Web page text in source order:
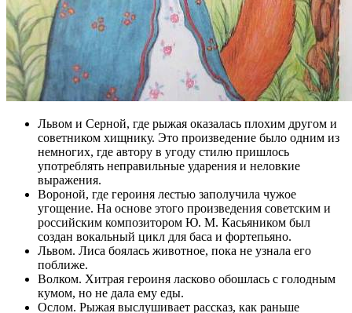
Львом и Серной, где рыжая оказалась плохим другом и
советником хищнику. Это произведение было одним из
немногих, где автору в угоду стилю пришлось
употреблять неправильные ударения и неловкие
выражения.
Вороной, где героиня лестью заполучила чужое
угощение. На основе этого произведения советским и
российским композитором Ю. М. Касьяником был
создан вокальный цикл для баса и фортепьяно.
Львом. Лиса боялась животное, пока не узнала его
поближе.
Волком. Хитрая героиня ласково обошлась с голодным
кумом, но не дала ему еды.
Ослом. Рыжая выслушивает рассказ, как раньше